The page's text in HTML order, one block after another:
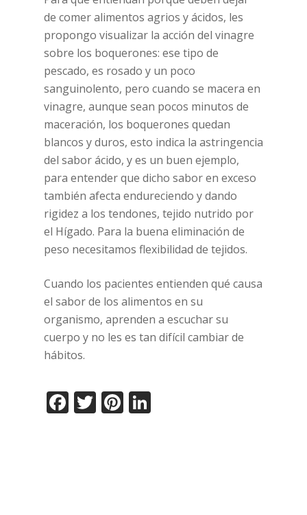
de comer alimentos agrios y ácidos, les
propongo visualizar la acción del vinagre
sobre los boquerones: ese tipo de
pescado, es rosado y un poco
sanguinolento, pero cuando se macera en
vinagre, aunque sean pocos minutos de
maceración, los boquerones quedan
blancos y duros, esto indica la astringencia
del sabor ácido, y es un buen ejemplo,
para entender que dicho sabor en exceso
también afecta endureciendo y dando
rigidez a los tendones, tejido nutrido por
el Hígado. Para la buena eliminación de
peso necesitamos flexibilidad de tejidos.
Cuando los pacientes entienden qué causa
el sabor de los alimentos en su
organismo, aprenden a escuchar su
cuerpo y no les es tan difícil cambiar de
hábitos.
Facebook
TwitterPinterest